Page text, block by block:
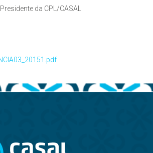
Presidente da CPL/CASAL